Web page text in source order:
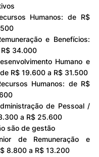
Humanos: de R$
e Benefícios:
34.000
Humano e
R$ 19.600 a R$ 31.500
Humanos: de R$
de Pessoal /
a R$ 25.600
são de gestão
de Remuneração e
8.800 a R$ 13.200